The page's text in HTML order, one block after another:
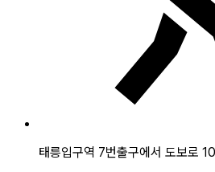
태릉입구역 7번출구에서 도보로